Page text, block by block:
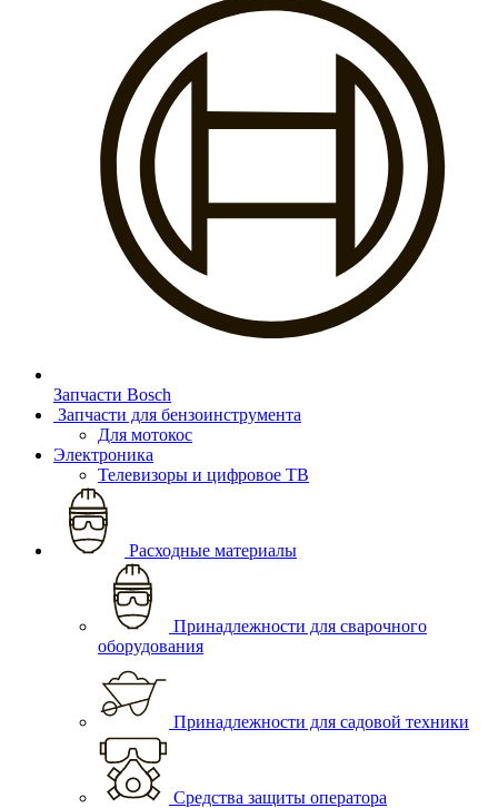
Запчасти Bosch
Запчасти для бензоинструмента
Для мотокос
Электроника
Телевизоры и цифровое ТВ
Расходные материалы
Принадлежности для сварочного
оборудования
Принадлежности для садовой техники
Средства защиты оператора